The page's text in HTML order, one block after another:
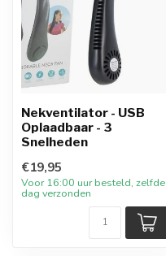
Nekventilator - USB
Oplaadbaar - 3
Snelheden
€19,95
Voor 16:00 uur besteld, zelfde
dag verzonden